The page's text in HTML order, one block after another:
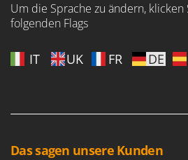
Um die Sprache zu ändern,
folgenden Flags
IT UK FR DE
Das sagen unsere Kunden